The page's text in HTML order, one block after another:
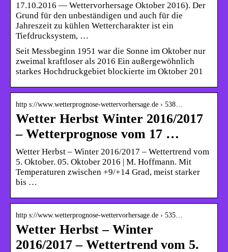
17.10.2016 — Wettervorhersage Oktober 2016). Der
Grund für den unbeständigen und auch für die
Jahreszeit zu kühlen Wettercharakter ist ein
Tiefdrucksystem, …
Seit Messbeginn 1951 war die Sonne im Oktober nur
zweimal kraftloser als 2016 Ein außergewöhnlich
starkes Hochdruckgebiet blockierte im Oktober 201
http s://www.wetterprognose-wettervorhersage.de › 538…
Wetter Herbst Winter 2016/2017
– Wetterprognose vom 17 …
Wetter Herbst – Winter 2016/2017 – Wettertrend vom
5. Oktober. 05. Oktober 2016 | M. Hoffmann. Mit
Temperaturen zwischen +9/+14 Grad, meist starker
bis …
http s://www.wetterprognose-wettervorhersage.de › 535…
Wetter Herbst – Winter
2016/2017 – Wettertrend vom 5.